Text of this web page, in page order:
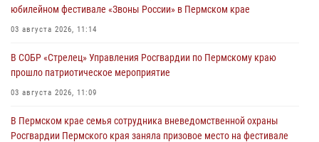
юбилейном фестивале «Звоны России» в Пермском крае
03 августа 2026, 11:14
В СОБР «Стрелец» Управления Росгвардии по Пермскому краю
прошло патриотическое мероприятие
03 августа 2026, 11:09
В Пермском крае семья сотрудника вневедомственной охраны
Росгвардии Пермского края заняла призовое место на фестивале